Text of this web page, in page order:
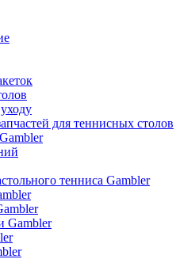
для теннисных столов
тенниса Gambler
Gambler